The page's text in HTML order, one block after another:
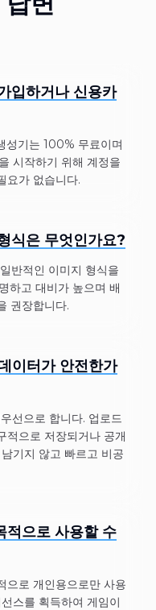
입하거나 신용카
성기는 100% 무료이며
시작하기 위해 계정을
요가 없습니다.
식은 무엇인가요?
반적인 이미지 형식을
하고 대비가 높으며 배
권장합니다.
이터가 안전한가
선으로 합니다. 업로드
적으로 저장되거나 공개
기지 않고 빠르고 비공
적으로 사용할 수
으로 개인용으로만 사용
스를 획득하여 게임이